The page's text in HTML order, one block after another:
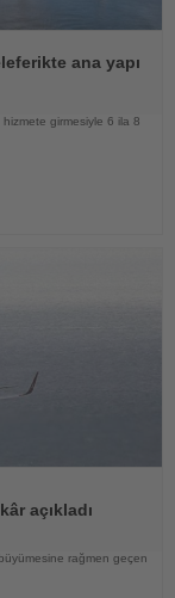
ana yapı
girmesiyle 6 ila 8
açıkladı
rağmen geçen